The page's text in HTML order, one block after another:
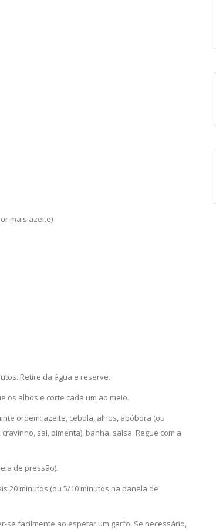
mais azeite)
Retire da água e reserve.
os alhos e corte cada um ao meio.
ordem: azeite, cebola, alhos, abóbora (ou
sal, pimenta), banha, salsa. Regue com a
de pressão).
20 minutos (ou 5/10 minutos na panela de
facilmente ao espetar um garfo. Se necessário,